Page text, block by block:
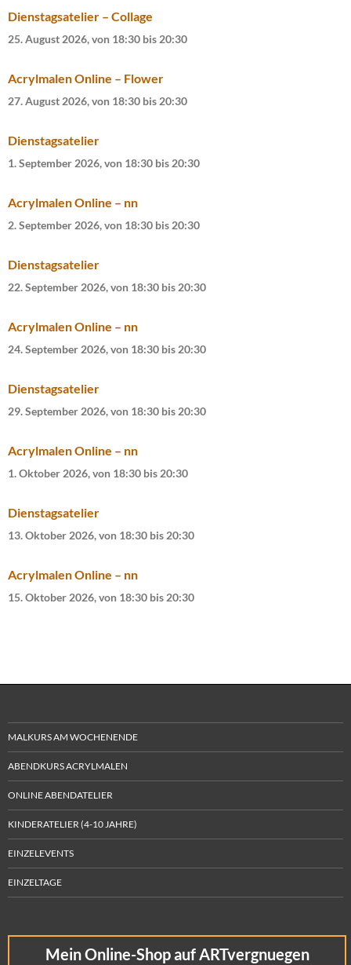
Dienstagsatelier – Collage
25. August 2026, von 18:30 bis 20:30
Acrylmalen Online – Flower
27. August 2026, von 18:30 bis 20:30
Dienstagsatelier
1. September 2026, von 18:30 bis 20:30
Acrylmalen Online – nn
2. September 2026, von 18:30 bis 20:30
Dienstagsatelier
22. September 2026, von 18:30 bis 20:30
Acrylmalen Online – nn
24. September 2026, von 18:30 bis 20:30
Dienstagsatelier
29. September 2026, von 18:30 bis 20:30
Acrylmalen Online – nn
1. Oktober 2026, von 18:30 bis 20:30
Dienstagsatelier
13. Oktober 2026, von 18:30 bis 20:30
Acrylmalen Online – nn
15. Oktober 2026, von 18:30 bis 20:30
MALKURS AM WOCHENENDE
ABENDKURS ACRYLMALEN
ONLINE ABENDATELIER
KINDERATELIER (4-10 JAHRE)
EINZELEVENTS
EINZELTAGE
Mein Online-Shop auf ARTvergnuegen